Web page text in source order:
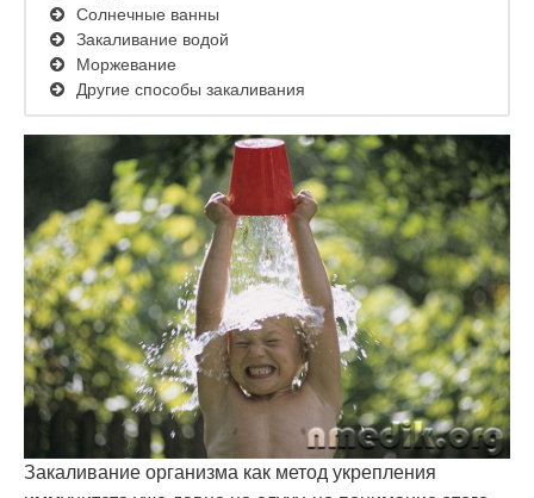
Солнечные ванны
Закаливание водой
Моржевание
Другие способы закаливания
Закаливание организма как метод укрепления